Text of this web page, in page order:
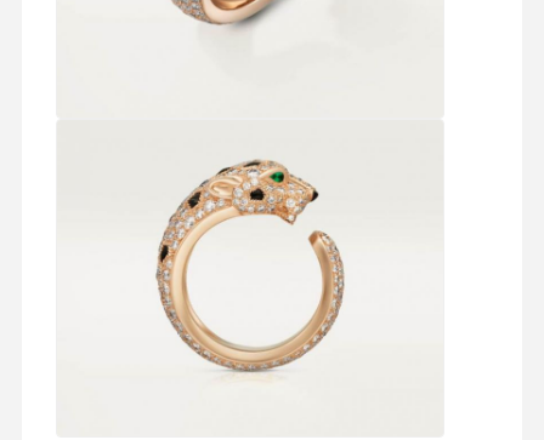
পণ্য